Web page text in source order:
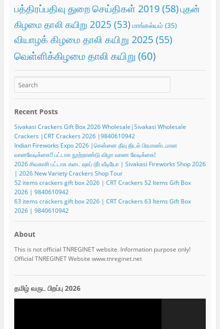
பத்திரப்பதிவு துறை செய்திகள் 2019(58)புதன்
கிழமை தாலி கயிறு 2025 (53) மாங்கல்யம்(35)
வியாழக் கிழமை தாலி கயிறு 2025(55)
வெள்ளிக்கிழமை தாலி கயிறு (60)
Recent Posts
Sivakasi Crackers Gift Box 2026 Wholesale|Sivakasi Wholesale
Crackers |CRT Crackers 2026 |9840610942
Indian Fireworks Expo 2026 |சென்னை தீவு திடல் பிரமாண்டமான
வானவேடிக்கை!! பட்டாசு நூற்றாண்டு விழா வாண வேடிக்கை!
2026 சிவகாசி பட்டாசு கடை ஷாப் டூர் வீடியோ | Sivakasi Fireworks Shop 2026
| 2026 New Variety Crackers Shop Tour
52 items crackers gift box 2026 | CRT Crackers 52 Items Gift Box
2026 | 9840610942
63 items crackers gift box 2026 | CRT Crackers 63 Items Gift Box
2026 | 9840610942
About
This is not official TNREGINET website. Information purpose only!
Official TNREGINET Website www.tnreginet.net
தமிழ் வருட பிறப்பு 2026